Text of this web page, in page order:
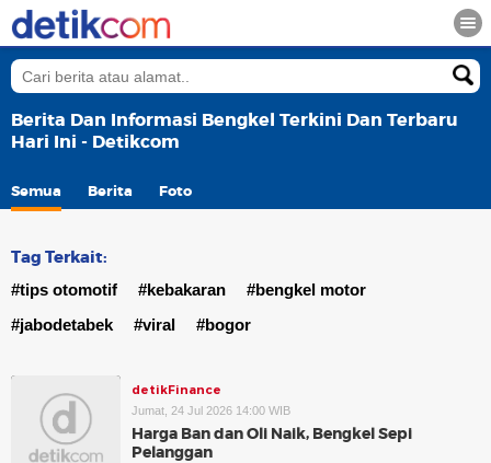
Berita Dan Informasi Bengkel Terkini Dan Terbaru
Hari Ini - Detikcom
Semua Berita Foto
Tag Terkait:
#tips otomotif #kebakaran
#bengkel motor
#jabodetabek
#viral #bogor
detikFinance
Jumat, 24 Jul 2026 14:00 WIB
Harga Ban dan Oli Naik, Bengkel Sepi
Pelanggan